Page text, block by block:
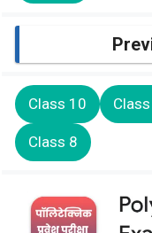
Class 10
Class 8